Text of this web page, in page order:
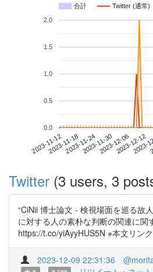
合計 Twitter (通常)
2023-11-122023-11-182023-11-242023-11-302023-12-062023-12-12
2023-
0.0
0.5
1.0
1.5
2.0
Twitter (3 users, 3
“CiNii 博士論文 - 検視場面を巡る故
に対する人の素朴な判断の関連に関
https://t.co/yiAyyHUS5N ※本文リン
2023-12-09 22:31:36